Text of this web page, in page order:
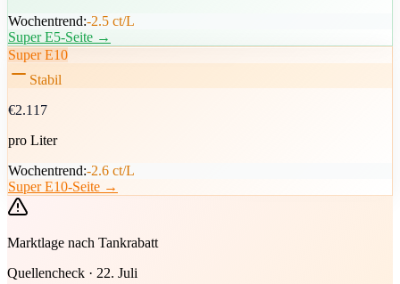
Wochentrend:-2.5 ct/L
Super E5-Seite →
Super E10
Stabil
€2.117
pro Liter
Wochentrend:-2.6 ct/L
Super E10-Seite →
Marktlage nach Tankrabatt
Quellencheck · 22. Juli